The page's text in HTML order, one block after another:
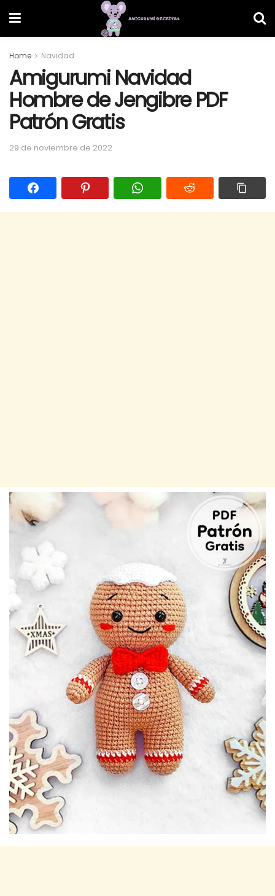
Home Navidad
Amigurumi Navidad
Hombre de Jengibre PDF
Patrón Gratis
29 de noviembre de 2022